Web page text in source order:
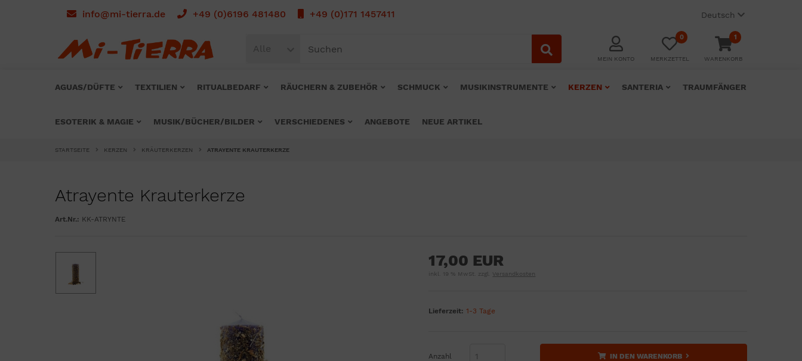
info@mi-tierra.de +49 (0)6196 481480 +49 (0)171 1457411 Deutsch
Alle
MEIN KONTO
0
MERKZETTEL
1
WARENKORB
AGUAS/DÜFTE TEXTILIEN RITUALBEDARF RÄUCHERN & ZUBEHÖR SCHMUCK MUSIKINSTRUMENTE KERZEN SANTERIA TRAUMFÄNGER
ESOTERIK & MAGIE MUSIK/BÜCHER/BILDER VERSCHIEDENES ANGEBOTE NEUE ARTIKEL
STARTSEITE KERZEN KRÄUTERKERZEN ATRAYENTE KRAUTERKERZE
Atrayente Krauterkerze
Art.Nr.: KK-ATRYNTE
17,00 EUR
inkl. 19 % MwSt. zzgl. Versandkosten
Lieferzeit: 1-3 Tage
Anzahl IN DEN WARENKORB